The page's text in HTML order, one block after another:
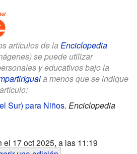
artículos de la Enciclopedia
se puede utilizar
y educativos bajo la
a menos que se indique
Sur) para Niños. Enciclopedia
el 17 oct 2025, a las 11:19